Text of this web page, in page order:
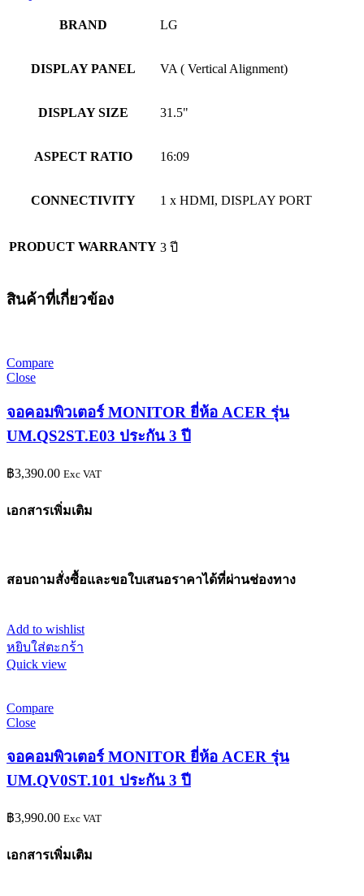
BRAND LG
DISPLAY PANEL VA ( Vertical Alignment)
DISPLAY SIZE 31.5"
ASPECT RATIO 16:09
CONNECTIVITY 1 x HDMI, DISPLAY PORT
PRODUCT WARRANTY 3 ปี
สินค้าที่เกี่ยวข้อง
Compare
Close
จอคอมพิวเตอร์ MONITOR ยี่ห้อ ACER รุ่น
UM.QS2ST.E03 ประกัน 3 ปี
฿3,390.00 Exc VAT
เอกสารเพิ่มเติม
สอบถามสั่งซื้อและขอใบเสนอราคาได้ที่ผ่านช่องทาง
Add to wishlist
หยิบใส่ตะกร้า
Quick view
Compare
Close
จอคอมพิวเตอร์ MONITOR ยี่ห้อ ACER รุ่น
UM.QV0ST.101 ประกัน 3 ปี
฿3,990.00 Exc VAT
เอกสารเพิ่มเติม